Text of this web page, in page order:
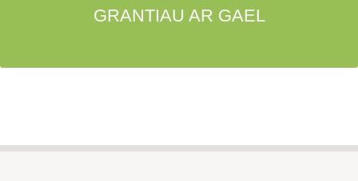
GRANTIAU AR GAEL